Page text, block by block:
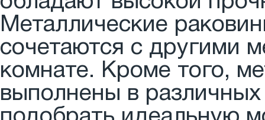
Металлические
сочетаются с другими
комнате. Кроме того,
выполнены в